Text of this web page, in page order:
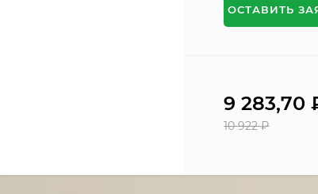
ОСТАВИТЬ
9 283,70
10 922₽